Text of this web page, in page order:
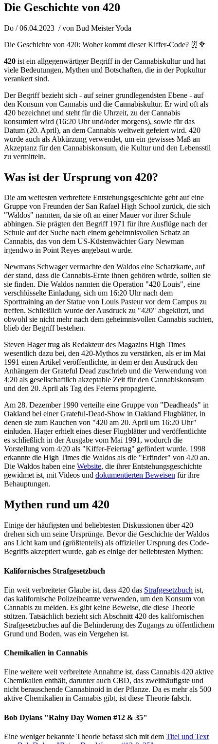
Die Geschichte von 420
Do / 06.04.2023 / von Bud Meister Yoda
Die Geschichte von 420: Woher kommt dieser Kiffer-Code? ⏰🥦
420 ist ein allgegenwärtiger Begriff in der Cannabiskultur und hat
viele Bedeutungen, Mythen und Botschaften, die in der Popkultur
verankert sind.
Der Begriff bezieht sich - auf seiner grundlegendsten Ebene - auf
den Konsum von Cannabis und die Cannabiskultur. Er wird oft als
420 bezeichnet und steht für die Uhrzeit, zu der Cannabis
konsumiert wird (16:20 Uhr und/oder morgens), sowie für das
Datum (20. April), an dem Cannabis weltweit gefeiert wird. 420
wurde auch als Abkürzung verwendet, um ein gewisses Maß an
Akzeptanz für den Cannabiskonsum, die Kultur und den Lebensstil
zu vermitteln.
Was ist der Ursprung von 420?
Die am weitesten verbreitete Entstehungsgeschichte geht auf eine
Gruppe von Freunden der San Rafael High School zurück, die sich
"Waldos" nannten, da sie oft an einer Mauer vor ihrer Schule
abhingen. Sie prägten den Begriff 1971 für ihre Ausflüge nach der
Schule auf der Suche nach einem geheimnisvollen Schatz an
Cannabis, das von dem US-Küstenwächter Gary Newman
irgendwo in Point Reyes angebaut wurde.
Newmans Schwager vermachte den Waldos eine Schatzkarte, auf
der stand, dass die Cannabis-Ernte ihnen gehören würde, sollten sie
sie finden. Die Waldos nannten die Operation "420 Louis", eine
verschlüsselte Einladung, sich um 16:20 Uhr nach dem
Sporttraining an der Statue von Louis Pasteur vor dem Campus zu
treffen. Schließlich wurde der Ausdruck zu "420" abgekürzt, und
obwohl sie nicht mehr nach dem geheimnisvollen Cannabis suchten,
blieb der Begriff bestehen.
Steven Hager trug als Redakteur des Magazins High Times
wesentlich dazu bei, den 420-Mythos zu verstärken, als er im Mai
1991 einen Artikel veröffentlichte, in dem er den Ausdruck den
Anhängern der Grateful Dead zuschrieb und die Verwendung von
4:20 als gesellschaftlich akzeptable Zeit für den Cannabiskonsum
und den 20. April als Tag des Feierns propagierte.
Am 28. Dezember 1990 verteilte eine Gruppe von "Deadheads" in
Oakland bei einer Grateful-Dead-Show in Oakland Flugblätter, in
denen sie zum Rauchen von "420 am 20. April um 16:20 Uhr"
einluden. Hager erhielt eines dieser Flugblätter und veröffentlichte
es schließlich in der Ausgabe vom Mai 1991, wodurch die
Vorstellung vom 4/20 als "Kiffer-Feiertag" gefördert wurde. 1998
erkannte die High Times die Waldos als die "Erfinder" von 420 an.
Die Waldos haben eine Website, die ihrer Entstehungsgeschichte
gewidmet ist, mit Videos und dokumentierten Beweisen für ihre
Behauptungen.
Mythen rund um 420
Einige der häufigsten und beliebtesten Diskussionen über 420
drehen sich um seine Ursprünge. Bevor die Geschichte der Waldos
ans Licht kam und (größtenteils) als offizieller Ursprung des Code-
Begriffs akzeptiert wurde, gab es einige der beliebtesten Mythen:
Kalifornisches Strafgesetzbuch
Ein weit verbreiteter Glaube ist, dass 420 das Strafgesetzbuch ist,
das kalifornische Polizeibeamte verwenden, um den Konsum von
Cannabis zu melden. Es gibt keine Beweise, die diese Theorie
stützen. Tatsächlich bezieht sich Abschnitt 420 des kalifornischen
Strafgesetzbuches auf die Behinderung des Zugangs zu öffentlichem
Grund und Boden, was ein Vergehen ist.
Chemikalien in Cannabis
Eine weitere weit verbreitete Annahme ist, dass Cannabis 420 aktive
Chemikalien enthält, darunter auch CBD, das zweithäufigste und
nicht berauschende Cannabinoid in der Pflanze. Da es mehr als 500
aktive Chemikalien in Cannabis gibt, ist diese Theorie falsch.
Bob Dylans "Rainy Day Women #12 & 35"
Eine weniger bekannte Theorie befasst sich mit dem Titel und Text